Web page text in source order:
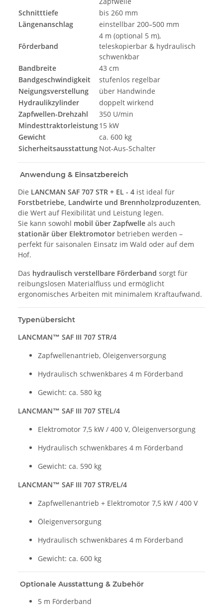
Schnitttiefe
bis 260 mm
Längenanschlag
einstellbar 200–500 mm
Förderband
4 m (optional 5 m),
teleskopierbar & hydraulisch
schwenkbar
Bandbreite
43 cm
Bandgeschwindigkeit
stufenlos regelbar
Neigungsverstellung
über Handwinde
Hydraulikzylinder
doppelt wirkend
Zapfwellen-Drehzahl
350 U/min
Mindesttraktorleistung15 kW
Gewicht
ca. 600 kg
Sicherheitsausstattung Not-Aus-Schalter
Anwendung & Einsatzbereich
Die LANCMAN SAF 707 STR + EL - 4 ist ideal für
Forstbetriebe, Landwirte und Brennholzproduzenten,
die Wert auf Flexibilität und Leistung legen.
Sie kann sowohl mobil über Zapfwelle als auch
stationär über Elektromotor betrieben werden –
perfekt für saisonalen Einsatz im Wald oder auf dem
Hof.
Das hydraulisch verstellbare Förderband sorgt für
reibungslosen Materialfluss und ermöglicht
ergonomisches Arbeiten mit minimalem Kraftaufwand.
Typenübersicht
LANCMAN™ SAF III 707 STR/4
Zapfwellenantrieb, Öleigenversorgung
Hydraulisch schwenkbares 4 m Förderband
Gewicht: ca. 580 kg
LANCMAN™ SAF III 707 STEL/4
Elektromotor 7,5 kW / 400 V, Öleigenversorgung
Hydraulisch schwenkbares 4 m Förderband
Gewicht: ca. 590 kg
LANCMAN™ SAF III 707 STR/EL/4
Zapfwellenantrieb + Elektromotor 7,5 kW / 400 V
Öleigenversorgung
Hydraulisch schwenkbares 4 m Förderband
Gewicht: ca. 600 kg
Optionale Ausstattung & Zubehör
5 m Förderband